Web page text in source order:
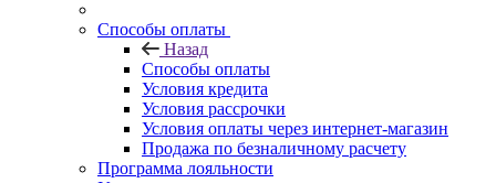
Способы оплаты
Назад
Способы оплаты
Условия кредита
Условия рассрочки
Условия оплаты через интернет-магазин
Продажа по безналичному расчету
Программа лояльности